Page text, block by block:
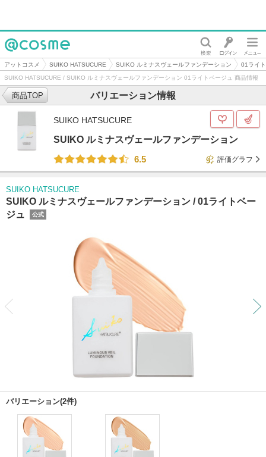
@cosme
アットコスメ SUIKO HATSUCURE SUIKO ルミナスヴェールファンデーション
01ライ
SUIKO HATSUCURE / SUIKO ルミナスヴェールファンデーション 01ライトベージュ 商品情報
バリエーション情報
商品TOP
SUIKO HATSUCURE
SUIKO ルミナスヴェールファンデーション
6.5
評価グラフ
SUIKO HATSUCURE
SUIKO ルミナスヴェールファンデーション /01ライトベー
ジュ
公式
バリエーション(2件)